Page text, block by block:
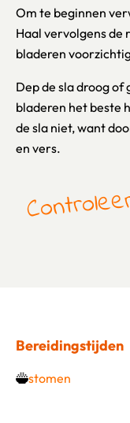
Om te beginnen
Haal vervolgens de
bladeren
Dep de sla droog
bladeren het beste
de sla niet, want
en vers.
Bereidingstijden
stomen